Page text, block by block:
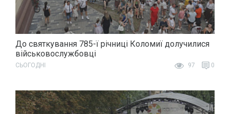
До святкування 785-ї річниці Коломиї долучилися
військовослужбовці
СЬОГОДНІ 97 0